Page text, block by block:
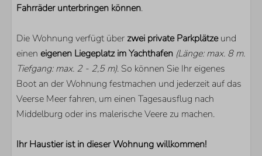
Fahrräder unterbringen können.
Die Wohnung verfügt über zwei private Parkplätzeund
einen eigenen Liegeplatz im Yachthafen (Länge: max. 8 m.
Tiefgang: max. 2 - 2,5 m). So können Sie Ihr eigenes
Boot an der Wohnung festmachen und jederzeit auf das
Veerse Meer fahren, um einen Tagesausflug nach
Middelburg oder ins malerische Veere zu machen.
Ihr Haustier ist in dieser Wohnung willkommen!